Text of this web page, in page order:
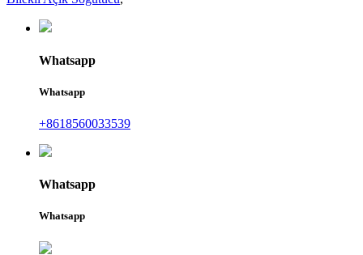
Whatsapp
Whatsapp
+8618560033539
Whatsapp
Whatsapp